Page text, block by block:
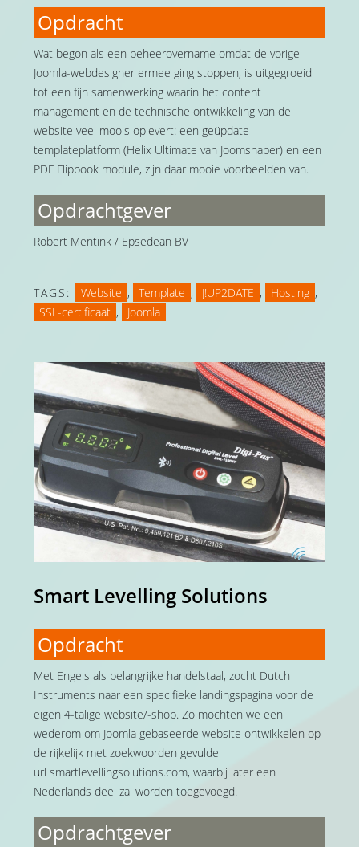
Opdracht
Wat begon als een beheerovername omdat de vorige
Joomla-webdesigner ermee ging stoppen, is uitgegroeid
tot een fijn samenwerking waarin het content
management en de technische ontwikkeling van de
website veel moois oplevert: een geüpdate
templateplatform (Helix Ultimate van Joomshaper) en een
PDF Flipbook module, zijn daar mooie voorbeelden van.
Opdrachtgever
Robert Mentink / Epsedean BV
TAGS: Website , Template , J!UP2DATE , Hosting ,
SSL-certificaat , Joomla
Smart Levelling Solutions
Opdracht
Met Engels als belangrijke handelstaal, zocht Dutch
Instruments naar een specifieke landingspagina voor de
eigen 4-talige website/-shop. Zo mochten we een
wederom om Joomla gebaseerde website ontwikkelen op
de rijkelijk met zoekwoorden gevulde
url smartlevellingsolutions.com, waarbij later een
Nederlands deel zal worden toegevoegd.
Opdrachtgever